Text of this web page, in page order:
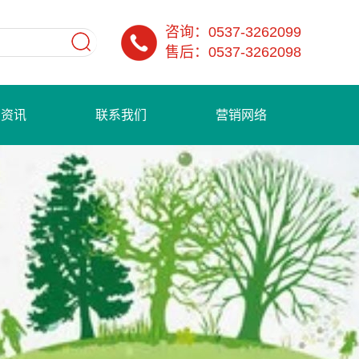
咨询：0537-3262099
售后：0537-3262098
讯 联系我们 营销网络